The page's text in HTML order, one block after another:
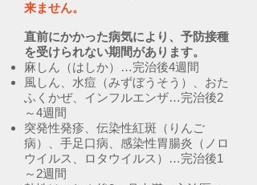
来ません。
直前にかかった病気により、予防接種
を受けられない期間があります。
麻しん（はしか）…完治後4週間
風しん、水痘（みずぼうそう）、おた
ふくかぜ、インフルエンザ…完治後2
～4週間
突発性発疹、伝染性紅斑（りんご
病）、手足口病、感染性胃腸炎（ノロ
ウイルス、ロタウイルス）…完治後1
～2週間